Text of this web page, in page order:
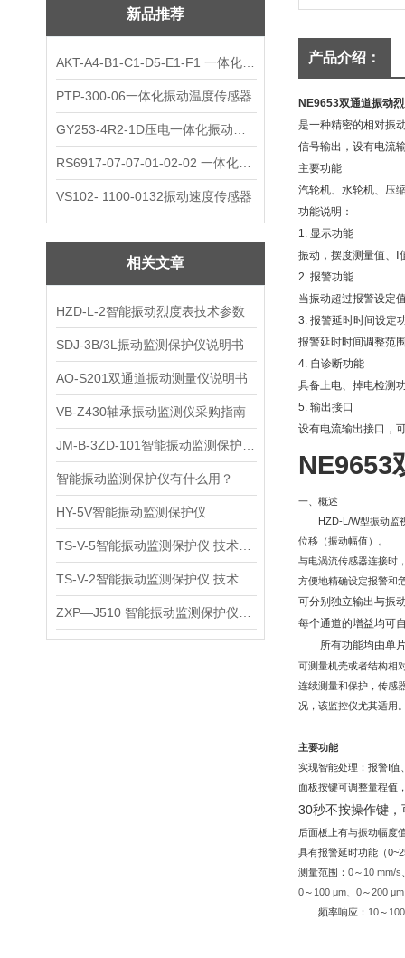
新品推荐
PTP-300-06一体化振动温度传感器
VS102- 1100-0132振动速度传感器
相关文章
HZD-L-2智能振动烈度表技术参数
SDJ-3B/3L振动监测保护仪说明书
AO-S201双通道振动测量仪说明书
VB-Z430轴承振动监测仪采购指南
智能振动监测保护仪有什么用？
HY-5V智能振动监测保护仪
产品介绍：
NE9653双通道振动
是一种精密的相对振
信号输出，设有电流
主要功能
汽轮机、水轮机、压
功能说明：
1. 显示功能
振动，摆度测量值、
2. 报警功能
当振动超过报警设定
3. 报警延时时间设定
报警延时时间调整范
4. 自诊断功能
具备上电、掉电检测
5. 输出接口
设有电流输出接口，
NE9653
一、概述
HZD-L/W型振动监
位移（振动幅值）。
与电涡流传感器连接时
方便地精确设定报警和
可分别独立输出与振
每个通道的增益均可
所有功能均由单片
可测量机壳或者结构相
连续测量和保护，传感
况，该监控仪尤其适用
主要功能
实现智能处理：报警Ⅰ
面板按键可调整量程值
30秒不按操作键
后面板上有与振动幅度
具有报警延时功能（
测量范围： 0～ 10 mm/s
0～ 100 μm 0～200 μm
频率响应： 10～